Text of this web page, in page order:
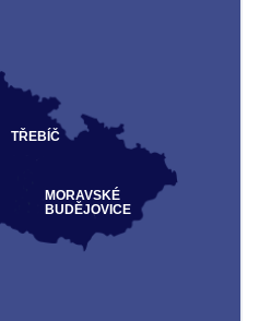
MORAVSKÉ
BUDĚJOVICE
TŘEBÍČ